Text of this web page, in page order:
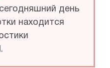
день
находится